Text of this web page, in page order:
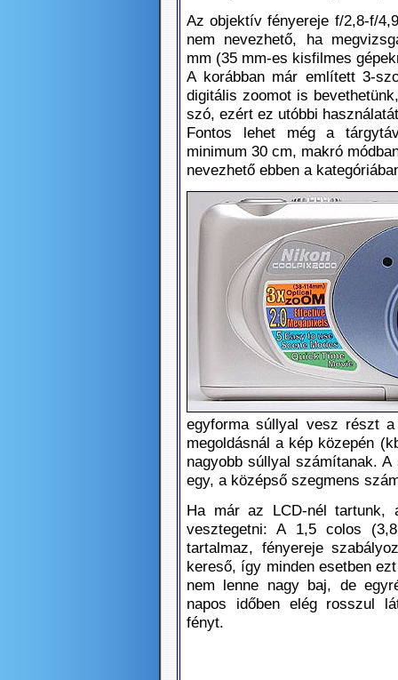
Az objektív fényereje f/2,8-f/
nem nevezhető, ha
mm (35 mm-es kisfilmes
A korábban már említett 3-
digitális zoomot is
szó, ezért ez utóbbi
Fontos lehet még a
minimum 30 cm, makró
nevezhető ebben a
egyforma súllyal vesz részt
megoldásnál a kép közepén
nagyobb súllyal számítanak.
egy, a középső szegmens
Ha már az LCD-nél tartunk,
vesztegetni: A 1,5 colos
tartalmaz, fényereje
kereső, így minden esetben
nem lenne nagy baj, de
napos időben elég rosszul
fényt.